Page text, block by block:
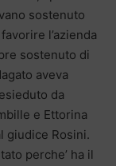
sostenuto
l’azienda
sostenuto di
aveva
da
e Ettorina
giudice Rosini.
perche’ ha il